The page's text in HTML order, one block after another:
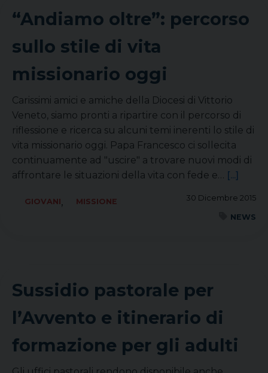
“Andiamo oltre”: percorso
sullo stile di vita
missionario oggi
Carissimi amici e amiche della Diocesi di Vittorio
Veneto, siamo pronti a ripartire con il percorso di
riflessione e ricerca su alcuni temi inerenti lo stile di
vita missionario oggi. Papa Francesco ci sollecita
continuamente ad "uscire" a trovare nuovi modi di
affrontare le situazioni della vita con fede e… [...]
30 Dicembre 2015
GIOVANI,
MISSIONE
NEWS
Sussidio pastorale per
l’Avvento e itinerario di
formazione per gli adulti